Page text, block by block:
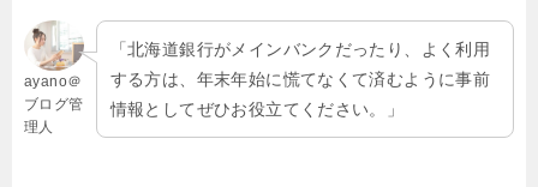
ayano＠
ブログ管
理人
「北海道銀行がメインバンクだったり、よく利用
する方は、年末年始に慌てなくて済むように事前
情報としてぜひお役立てください。」